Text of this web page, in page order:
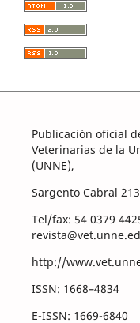
Publicación oficial
Veterinarias de la
(UNNE),
Sargento Cabral
Tel/fax: 54 0379
http://
ISSN: 1668–4834
E-ISSN: 1669-6840